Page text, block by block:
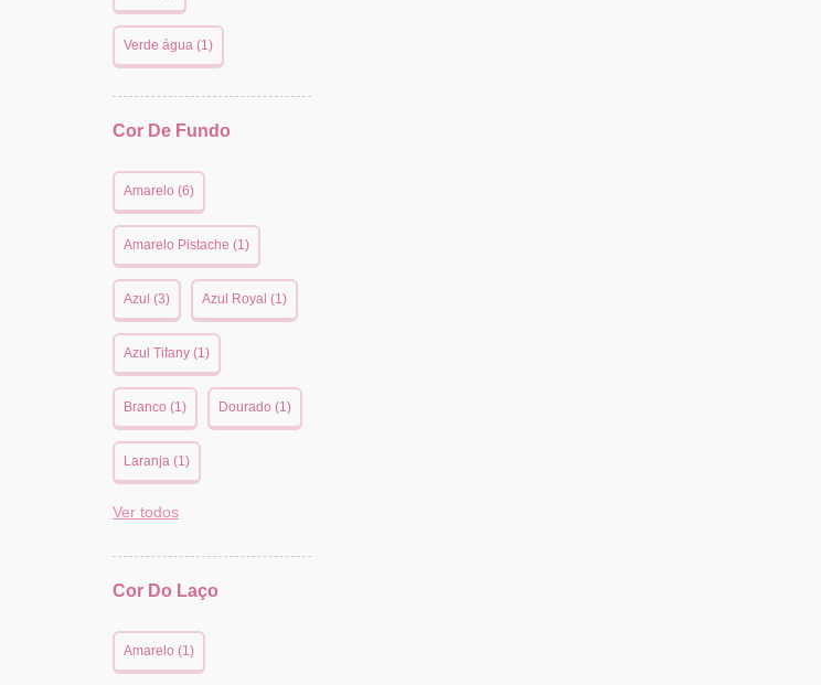
Verde água (1)
Cor De Fundo
Amarelo (6)
Amarelo Pistache (1)
Azul (3) Azul Royal (1)
Azul Tifany (1)
Branco (1) Dourado (1)
Laranja (1)
Ver todos
Cor Do Laço
Amarelo (1)